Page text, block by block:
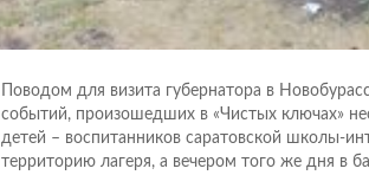
Поводом для визита губернатора в
событий, произошедших в «Чистых ключах»
детей – воспитанников саратовской школы-
территорию лагеря, а вечером того же дня в